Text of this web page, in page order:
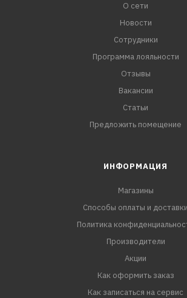
О сети
Новости
Сотрудники
Программа лояльности
Отзывы
Вакансии
Статьи
Предложить помещение
ИНФОРМАЦИЯ
Магазины
Способы оплаты и доставки
Политика
Производители
Акции
Как оформить заказ
Как записаться на сервис